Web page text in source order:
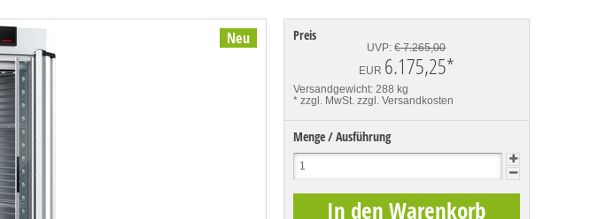
Neu Preis
UVP:€ 7.265,00
EUR 6.175,25*
Versandgewicht: 288 kg
* zzgl. MwSt. zzgl. Versandkosten
Menge / Ausführung